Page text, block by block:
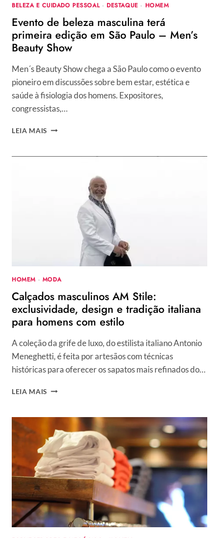
BELEZA E CUIDADO PESSOAL· DESTAQUE · HOMEM
Evento de beleza masculina terá
primeira edição em São Paulo – Men’s
Beauty Show
Men´s Beauty Show chega a São Paulo como o evento
pioneiro em discussões sobre bem estar, estética e
saúde à fisiologia dos homens. Expositores,
congressistas,…
LEIA MAIS EVENTO
MASCULINA
HOMEM · MODA
Calçados masculinos AM Stile:
exclusividade, design e tradição italiana
para homens com estilo
A coleção da grife de luxo, do estilista italiano Antonio
Meneghetti, é feita por artesãos com técnicas
históricas para oferecer os sapatos mais refinados do…
LEIA MAIS CALÇADOS
STILE:
EXCLUSIVIDADE,
DESIGN
E
TRADIÇÃO
ITALIANA
PARA
HOMENS
COM
ESTILO